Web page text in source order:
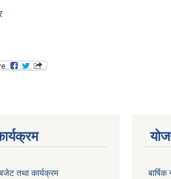
तथा कार्यक्रम